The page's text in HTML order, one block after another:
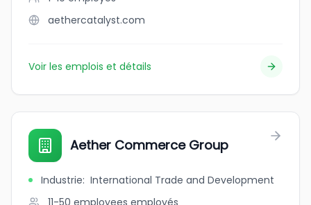
aethercatalyst.com
Voir les emplois et détails
Aether Commerce Group
Industrie: International Trade and Development
11-50 employees employés